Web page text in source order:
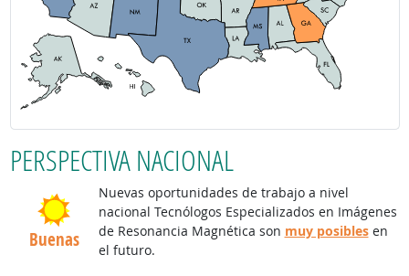
PERSPECTIVA NACIONAL
Buenas
Nuevas oportunidades de trabajo a nivel
nacional Tecnólogos Especializados en Imágenes
de Resonancia Magnética son muy posiblesen
el futuro.